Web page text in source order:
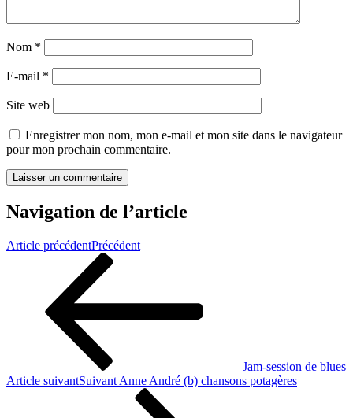
Nom *
E-mail *
Site web
Enregistrer mon nom, mon e-mail et mon site dans le navigateur
pour mon prochain commentaire.
Navigation de l’article
Article précédentPrécédent
Jam-session de blues
Article suivantSuivant Anne André (b) chansons potagères